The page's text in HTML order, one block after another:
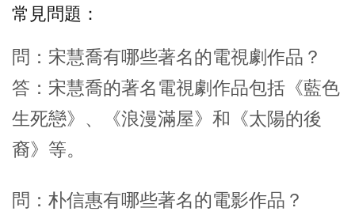
常見問題：
問：宋慧喬有哪些著名的電視劇作品？
答：宋慧喬的著名電視劇作品包括《藍色
生死戀》、《浪漫滿屋》和《太陽的後
裔》等。
問：朴信惠有哪些著名的電影作品？